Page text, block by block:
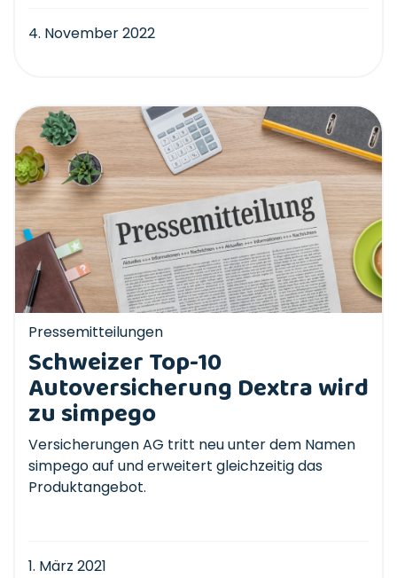
4. November 2022
Pressemitteilungen
Schweizer Top-10
Autoversicherung Dextra wird
zu simpego
Versicherungen AG tritt neu unter dem Namen
simpego auf und erweitert gleichzeitig das
Produktangebot.
1. März 2021